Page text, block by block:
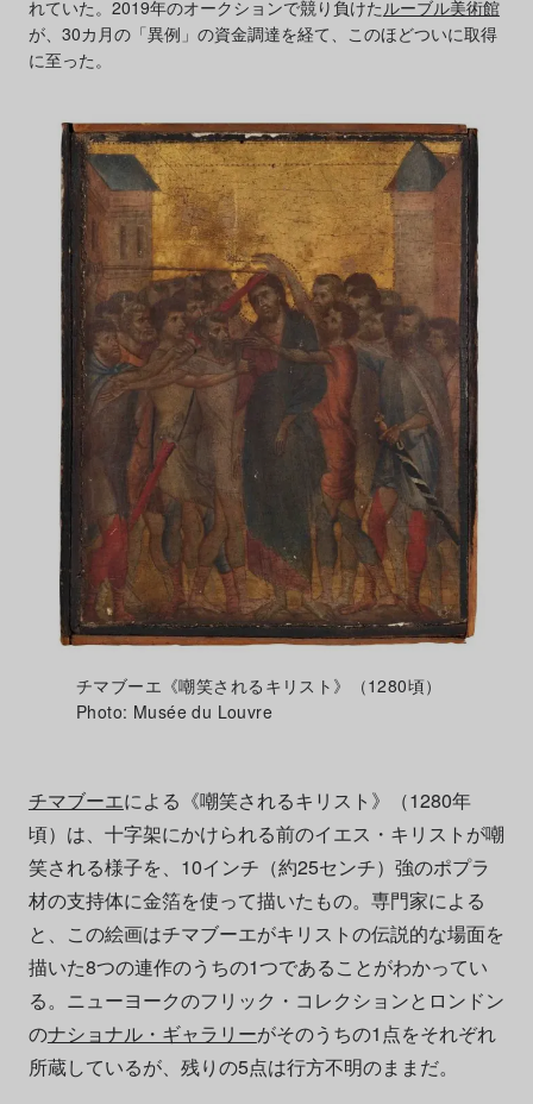
れていた。2019年のオークションで競り負けたルーブル美術館
が、30カ月の「異例」の資金調達を経て、このほどついに取得
に至った。
チマブーエ《嘲笑されるキリスト》（1280頃）
Photo: Musée du Louvre
チマブーエによる《嘲笑されるキリスト》（1280年
頃）は、十字架にかけられる前のイエス・キリストが嘲
笑される様子を、10インチ（約25センチ）強のポプラ
材の支持体に金箔を使って描いたもの。専門家による
と、この絵画はチマブーエがキリストの伝説的な場面を
描いた8つの連作のうちの1つであることがわかってい
る。ニューヨークのフリック・コレクションとロンドン
のナショナル・ギャラリーがそのうちの1点をそれぞれ
所蔵しているが、残りの5点は行方不明のままだ。